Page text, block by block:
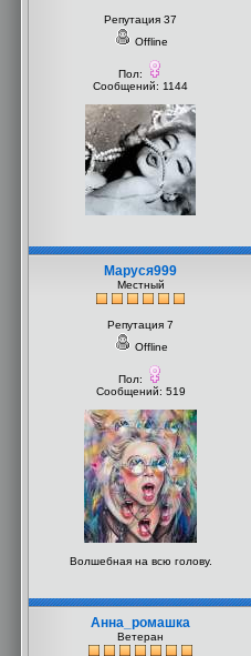
Репутация 37
Offline
Пол:
Сообщений: 1144
Маруся999
Местный
Репутация 7
Offline
Пол:
Сообщений: 519
Волшебная на всю голову.
Анна_ромашка
Ветеран